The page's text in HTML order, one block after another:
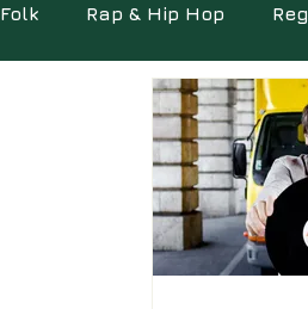
Folk Rap & Hip Hop
Documentaires Photo